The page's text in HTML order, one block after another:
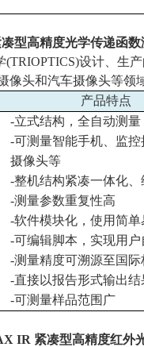
型高精度光学传递函数
(TRIOPTICS)设计、生产
像头和汽车摄像头等领
产品特点
-立式结构，全自动测量
-可测量智能手机、监
摄像头等
-整机结构紧凑一体化
-测量参数重复性高
-软件模块化，使用简单
-可编辑脚本，实现用
-测量精度可溯源至国际
-直接以报告形式输出结
-可测量样品范围广
IR 紧凑型高精度红外